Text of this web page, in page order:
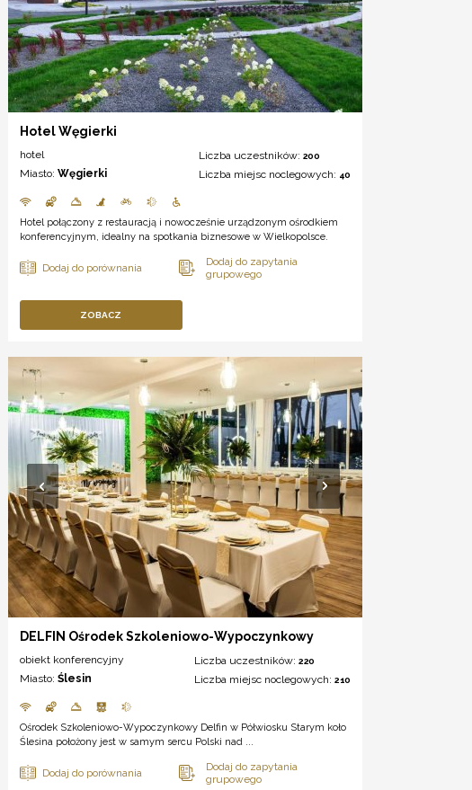
Hotel Węgierki
hotel
Miasto:Węgierki
Liczba uczestników: 200
Liczba miejsc noclegowych: 40
Hotel połączony z restauracją i nowocześnie urządzonym ośrodkiem
konferencyjnym, idealny na spotkania biznesowe w Wielkopolsce.
ZOBACZ
DELFIN Ośrodek Szkoleniowo-Wypoczynkowy
obiekt konferencyjny
Miasto:Ślesin
Liczba uczestników: 220
Liczba miejsc noclegowych: 210
Ośrodek Szkoleniowo-Wypoczynkowy Delfin w Półwiosku Starym koło
Ślesina położony jest w samym sercu Polski nad ...